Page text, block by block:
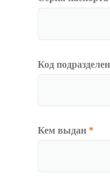
Код
Кем выдан *